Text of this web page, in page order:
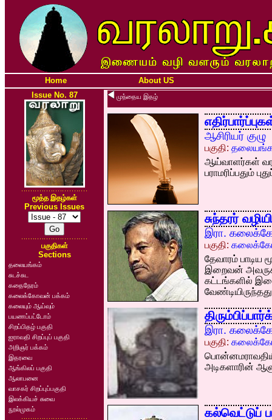
Home
About US
Issue No. 87
மூத்த இதழ்கள்
Previous Issues
பகுதிகள்
Sections
தலையங்கம்
சுடச்சுட
கதைநேரம்
கலைக்கோவன் பக்கம்
கலையும் ஆய்வும்
பயணப்பட்டோம்
சிறப்பிதழ் பகுதி
ஐராவதி சிறப்புப் பகுதி
அறிஞர் பக்கம்
இதரவை
ஆங்கிலப் பகுதி
ஆலாபனை
வாசகர் சிறப்புப்பகுதி
இலக்கியச் சுவை
நூல்முகம்
முந்தைய இதழ்
ஆசிரியர் குழு
பகுதி:
ஆய்வாளர்கள்
பராமரிப்பதும்
சுந்தரர்
இரா.
பகுதி:
தேவாரம்
இறைவன்
கட்டங்களில்
இரா.
பகுதி:
அடிகளாரின்
கல்வெட்டுப்